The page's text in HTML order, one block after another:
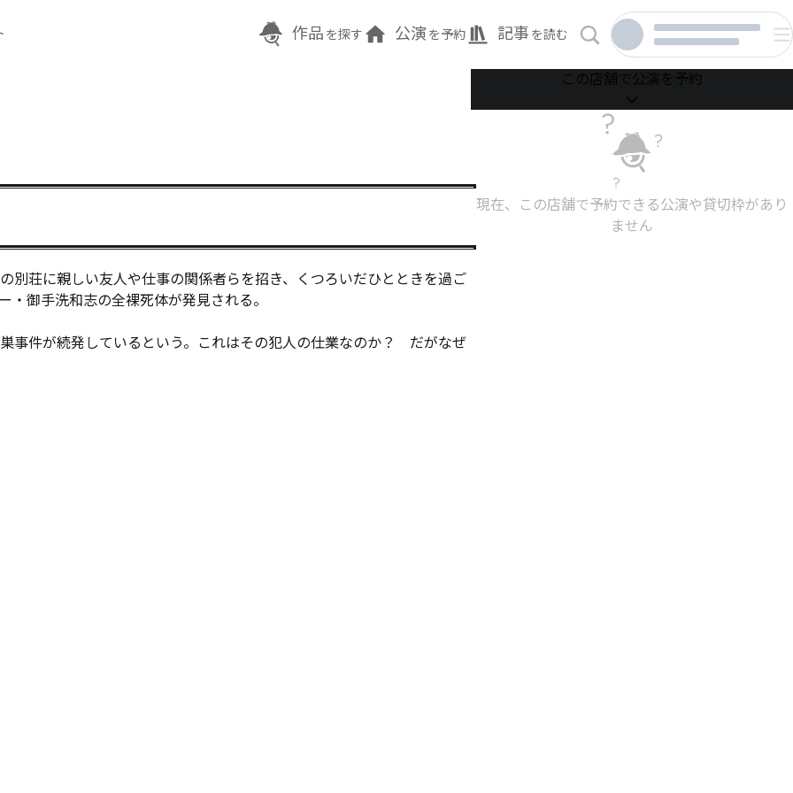
作品 を探す 公演 を予約 記事 を読む
別荘に親しい友人や仕事の関係者らを招き、くつろいだひとときを過ご
御手洗和志の全裸死体が発見される。
件が続発しているという。これはその犯人の仕業なのか？　だがなぜ
この店舗で公演を予約
現在、この店舗で予約できる公演や貸切枠があり
ません